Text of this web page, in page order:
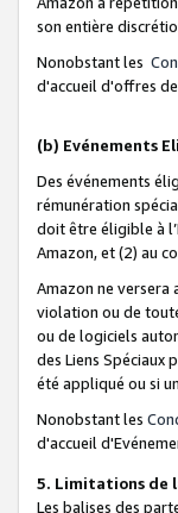
son entière
Nonobstant les
d'accueil d'offres
(b) Evénements
Des événements
rémunération
doit être éligible à
Amazon, et (2) au
Amazon ne versera
violation ou de
ou de logiciels
des Liens Spéciaux
été appliqué ou si
Nonobstant les
d'accueil
5. Limitations de
Les balises des